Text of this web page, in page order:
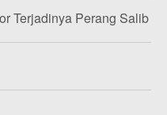
Terjadinya Perang Salib